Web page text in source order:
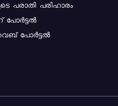
പരാതി പരിഹാരം
പോർട്ടൽ